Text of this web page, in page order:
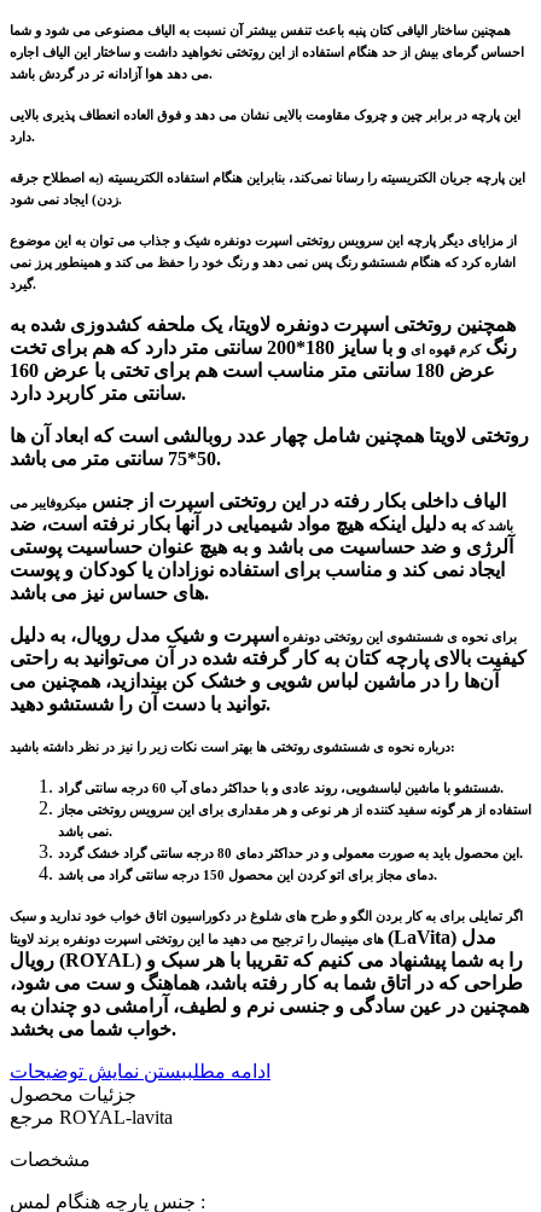
همچنین ساختار الیافی کتان پنبه باعث تنفس بیشتر آن نسبت به الیاف مصنوعی می شود و شما
احساس گرمای بیش از حد هنگام استفاده از این روتختی نخواهید داشت و ساختار این الیاف اجاره
می دهد هوا آزادانه تر در گردش باشد.
این پارچه در برابر چین و چروک مقاومت بالایی نشان می دهد و فوق العاده انعطاف پذیری بالایی
دارد.
این پارچه جریان الکتریسیته را رسانا نمی‌کند، بنابراین هنگام استفاده الکتریسیته (به اصطلاح جرقه
زدن) ایجاد نمی شود.
از مزایای دیگر پارچه این سرویس روتختی اسپرت دونفره شیک و جذاب می توان به این موضوع
اشاره کرد که هنگام شستشو رنگ پس نمی دهد و رنگ خود را حفظ می کند و همینطور پرز نمی
گیرد.
همچنین روتختی اسپرت دونفره لاویتا، یک ملحفه کشدوزی شده به
رنگکرم قهوه ای
و با سایز 180*200 سانتی متر دارد که هم برای تخت
عرض 180 سانتی متر مناسب است هم برای تختی با عرض 160
سانتی متر کاربرد دارد.
روتختی لاویتا همچنین شامل چهار عدد روبالشی است که ابعاد آن ها
50*75 سانتی متر می باشد.
الیاف داخلی بکار رفته در این روتختی اسپرت از جنس میکروفایبر می
باشد که به دلیل اینکه هیچ مواد شیمیایی در آنها بکار نرفته است، ضد
آلرژی و ضد حساسیت می باشد و به هیچ عنوان حساسیت پوستی
ایجاد نمی کند و مناسب برای استفاده نوزادان یا کودکان و پوست
های حساس نیز می باشد.
برای نحوه ی شستشوی این روتختی دونفره اسپرت و شیک مدل رویال، به دلیل
کیفیت بالای پارچه کتان به کار گرفته شده در آن می‌توانید به راحتی
آن‌ها را در ماشین لباس‌ شویی و خشک‌ کن بیندازید، همچنین می
توانید با دست آن را شستشو دهید.
درباره نحوه ی شستشوی روتختی ها بهتر است نکات زیر را نیز در نظر داشته باشید:
شستشو با ماشین لباسشویی، روند عادی و با حداکثر دمای آب 60 درجه سانتی گراد.
استفاده از هر گونه سفید کننده از هر نوعی و هر مقداری برای این سرویس روتختی مجاز
نمی باشد.
این محصول باید به صورت معمولی و در حداکثر دمای 80 درجه سانتی گراد خشک گردد.
دمای مجاز برای اتو کردن این محصول 150 درجه سانتی گراد می باشد.
اگر تمایلی برای به کار بردن الگو و طرح های شلوغ در دکوراسیون اتاق خواب خود ندارید و سبک
(LaVita) مدل
رویال (ROYAL) را به شما پیشنهاد می کنیم که تقریبا با هر سبک و
طراحی که در اتاق شما به کار رفته باشد، هماهنگ و ست می شود،
همچنین در عین سادگی و جنسی نرم و لطیف، آرامشی دو چندان به
خواب شما می بخشد.
ادامه مطلببستن نمایش توضیحات
جزئیات محصول
ROYAL-lavita
مشخصات
جنس پارچه هنگام لمس :